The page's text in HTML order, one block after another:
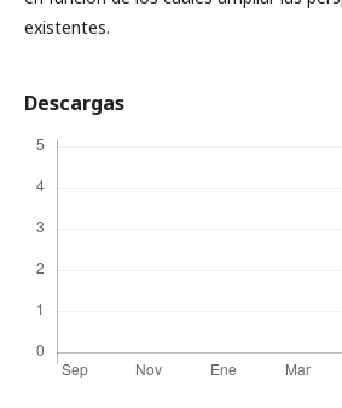
existentes.
Descargas